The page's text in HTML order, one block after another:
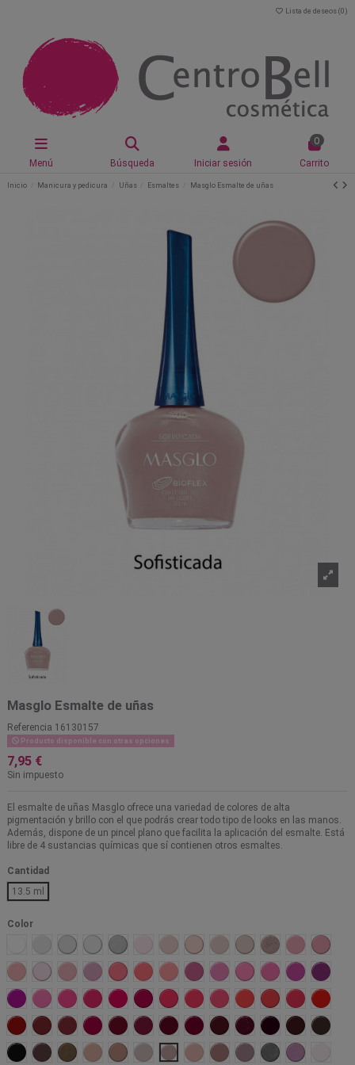
Lista de deseos (0 )
Menú Búsqueda Iniciar sesión
0
Carrito
Inicio Manicura y pedicura Uñas Esmaltes Masglo Esmalte de uñas
Masglo Esmalte de uñas
Referencia 16130157
Producto disponible con otras opciones
7,95 €
Sin impuesto
El esmalte de uñas Masglo ofrece una variedad de colores de alta
pigmentación y brillo con el que podrás crear todo tipo de looks en las manos.
Además, dispone de un pincel plano que facilita la aplicación del esmalte. Está
libre de 4 sustancias químicas que sí contienen otros esmaltes.
Cantidad
13.5 ml
Color
LiberadaAngelicalEjecutivaBlanco Nacar
Novia PrisioneraFrancés Tierna AtrevidaRegia Rebelde Bella
Amable Ilusión MimadaCandidataEmprendedora
CaprichosaProvocativa
Actual Trabajadora
ExtremaAmigableArtistica
Pícara EmocionalCautivadoraCampeonaRumberaChic Divina Ajena ImpactanteExplosivaFufurufaUrbana
Linda Fiesta Profesional
Torera Artista MalvadaMágica LujuriosaAusenteInsinuante
Golosa Gomela
Negro CreadoraGlamorosa
Diva IdealistaMatrimonioSofisticadaDominanteIntriganteVirginal Gitana Franca